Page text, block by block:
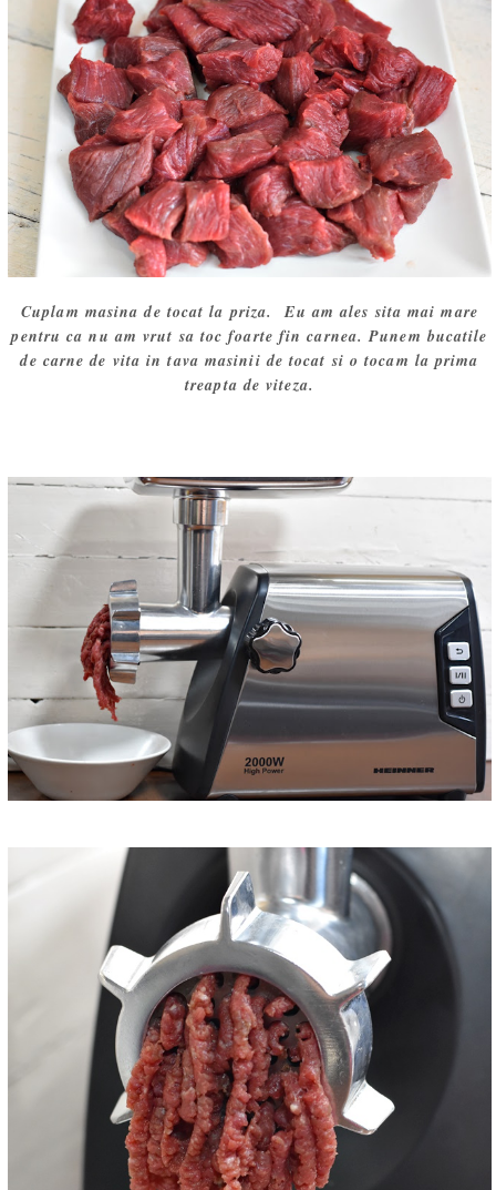
Cuplam masina de tocat la priza. Eu am ales sita mai mare
pentru ca nu am vrut sa toc foarte fin carnea. Punem bucatile
de carne de vita in tava masinii de tocat si o tocam la prima
treapta de viteza.